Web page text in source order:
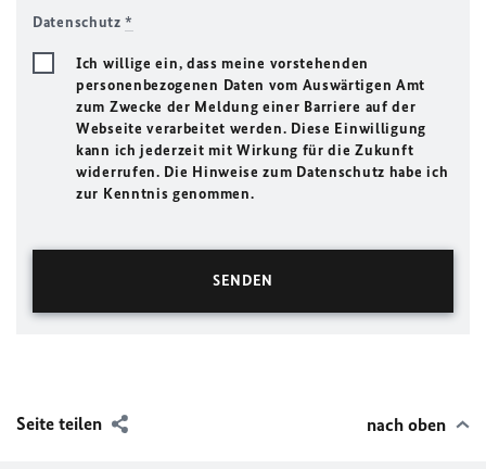
Datenschutz*
Ich willige ein, dass meine vorstehenden
personenbezogenen Daten vom Auswärtigen Amt
zum Zwecke der Meldung einer Barriere auf der
Webseite verarbeitet werden. Diese Einwilligung
kann ich jederzeit mit Wirkung für die Zukunft
widerrufen. Die Hinweise zum Datenschutz habe ich
zur Kenntnis genommen.
Seite teilen nach oben